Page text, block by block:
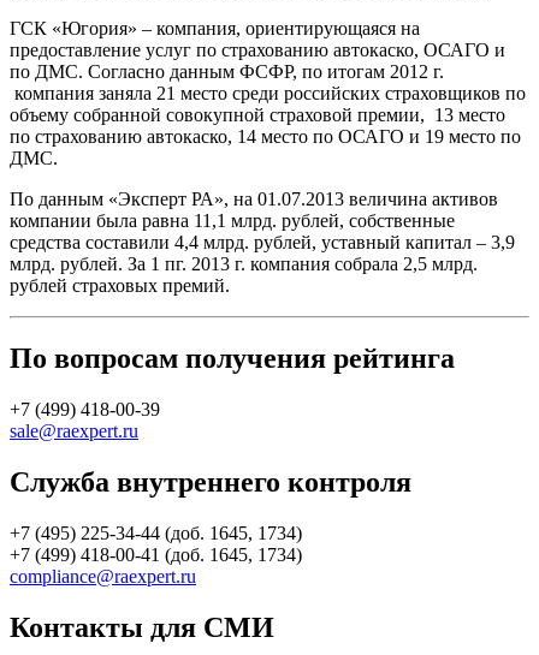
ГСК «Югория» – компания, ориентирующаяся на
предоставление услуг по страхованию автокаско, ОСАГО и
по ДМС. Согласно данным ФСФР, по итогам 2012 г.
компания заняла 21 место среди российских страховщиков по
объему собранной совокупной страховой премии, 13 место
по страхованию автокаско, 14 место по ОСАГО и 19 место по
ДМС.
По данным «Эксперт РА», на 01.07.2013 величина активов
компании была равна 11,1 млрд. рублей, собственные
средства составили 4,4 млрд. рублей, уставный капитал – 3,9
млрд. рублей. За 1 пг. 2013 г. компания собрала 2,5 млрд.
рублей страховых премий.
По вопросам получения рейтинга
+7 (499) 418-00-39
sale@raexpert.ru
Служба внутреннего контроля
+7 (495) 225-34-44 (доб. 1645, 1734)
+7 (499) 418-00-41 (доб. 1645, 1734)
compliance@raexpert.ru
Контакты для СМИ